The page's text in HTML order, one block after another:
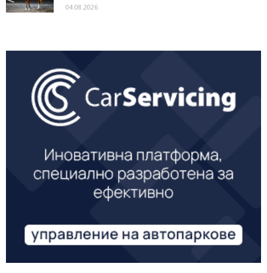
04.08.2026